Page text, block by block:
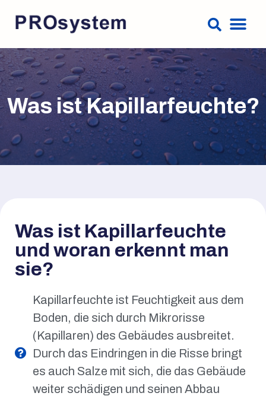
Was ist Kapillarfeuchte?
Was ist Kapillarfeuchte
und woran erkennt man
sie?
Kapillarfeuchte ist Feuchtigkeit aus dem
Boden, die sich durch Mikrorisse
(Kapillaren) des Gebäudes ausbreitet.
Durch das Eindringen in die Risse bringt
es auch Salze mit sich, die das Gebäude
weiter schädigen und seinen Abbau